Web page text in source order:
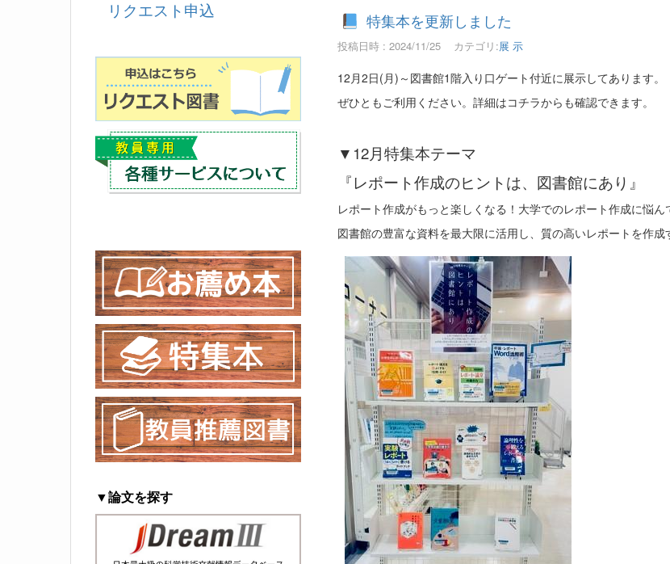
特集本を更新しました
投稿日時 : 2024/11/25 カテゴリ:展 示
12月2日(月)～図書館1階入り口ゲート付近に展示してあります。
ぜひともご利用ください。詳細はコチラからも確認できます。
▼12月特集本テーマ
『レポート作成のヒントは、図書館にあり』
レポート作成がもっと楽しくなる！大学でのレポート作成に悩ん
図書館の豊富な資料を最大限に活用し、質の高いレポートを作成
リクエスト申込
▼論文を探す